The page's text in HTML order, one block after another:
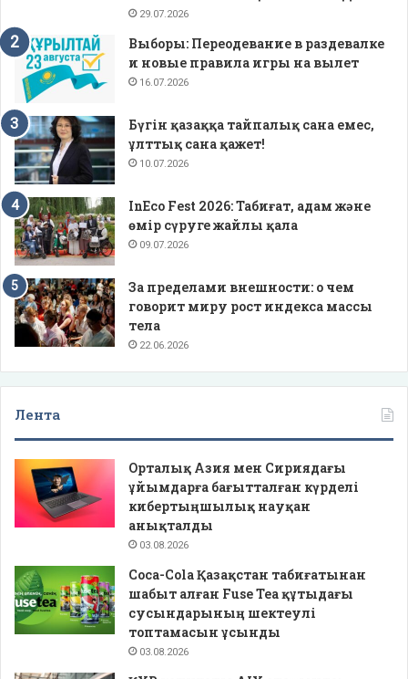
29.07.2026
Выборы: Переодевание в раздевалке
и новые правила игры на вылет
16.07.2026
Бүгін қазаққа тайпалық сана емес,
ұлттық сана қажет!
10.07.2026
InEco Fest 2026: Табиғат, адам және
өмір сүруге жайлы қала
09.07.2026
За пределами внешности: о чем
говорит миру рост индекса массы
тела
22.06.2026
Лента
Орталық Азия мен Сириядағы
ұйымдарға бағытталған күрделі
кибертыңшылық науқан
анықталды
03.08.2026
Coca-Cola Қазақстан табиғатынан
шабыт алған Fuse Tea құтыдағы
сусындарының шектеулі
топтамасын ұсынды
03.08.2026